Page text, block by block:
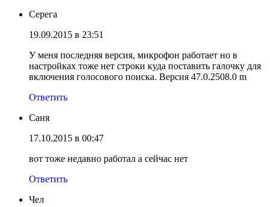
Серега
19.09.2015 в 23:51
У меня последняя версия, микрофон работает но в
настройках тоже нет строки куда поставить галочку для
включения голосового поиска. Версия 47.0.2508.0 m
Ответить
Саня
17.10.2015 в 00:47
вот тоже недавно работал а сейчас нет
Ответить
Чел